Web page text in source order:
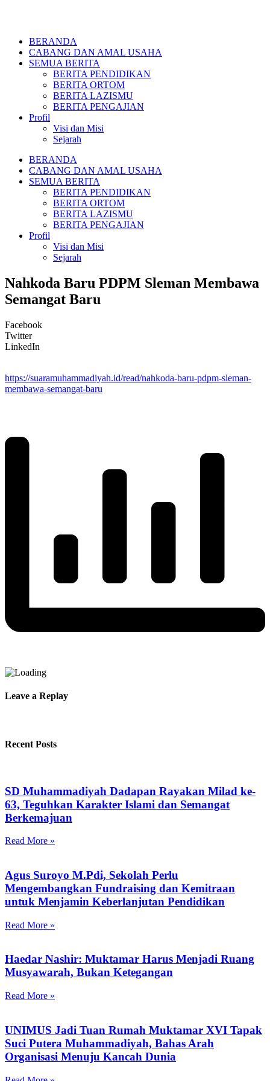
BERANDA
CABANG DAN AMAL USAHA
SEMUA BERITA
BERITA PENDIDIKAN
BERITA ORTOM
BERITA LAZISMU
BERITA PENGAJIAN
Profil
Visi dan Misi
Sejarah
BERANDA
CABANG DAN AMAL USAHA
SEMUA BERITA
BERITA PENDIDIKAN
BERITA ORTOM
BERITA LAZISMU
BERITA PENGAJIAN
Profil
Visi dan Misi
Sejarah
Nahkoda Baru PDPM Sleman Membawa
Semangat Baru
Facebook
Twitter
LinkedIn
https://suaramuhammadiyah.id/read/nahkoda-baru-pdpm-sleman-
membawa-semangat-baru
Leave a Replay
Recent Posts
SD Muhammadiyah Dadapan Rayakan Milad ke-
63, Teguhkan Karakter Islami dan Semangat
Berkemajuan
Read More »
Agus Suroyo M.Pdi, Sekolah Perlu
Mengembangkan Fundraising dan Kemitraan
untuk Menjamin Keberlanjutan Pendidikan
Read More »
Haedar Nashir: Muktamar Harus Menjadi Ruang
Musyawarah, Bukan Ketegangan
Read More »
UNIMUS Jadi Tuan Rumah Muktamar XVI Tapak
Suci Putera Muhammadiyah, Bahas Arah
Organisasi Menuju Kancah Dunia